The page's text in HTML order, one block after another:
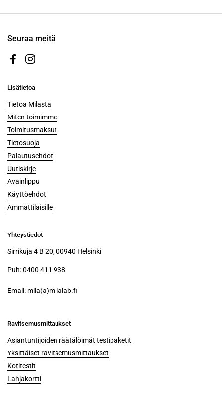
Seuraa meitä
FacebookInstagram
Lisätietoa
Tietoa Milasta
Miten toimimme
Toimitusmaksut
Tietosuoja
Palautusehdot
Uutiskirje
Avainlippu
Käyttöehdot
Ammattilaisille
Yhteystiedot
Sirrikuja 4 B 20, 00940 Helsinki
Puh: 0400 411 938
Email: ​mila(a)milalab.fi
Ravitsemusmittaukset
Asiantuntijoiden räätälöimät testipaketit
Yksittäiset ravitsemusmittaukset
Kotitestit
Lahjakortti